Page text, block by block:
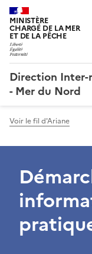
MINISTÈRE
CHARGÉ DE LA MER
ET DE LA PÊCHE
Direction Inter-
- Mer du Nord
Voir le fil d'Ariane